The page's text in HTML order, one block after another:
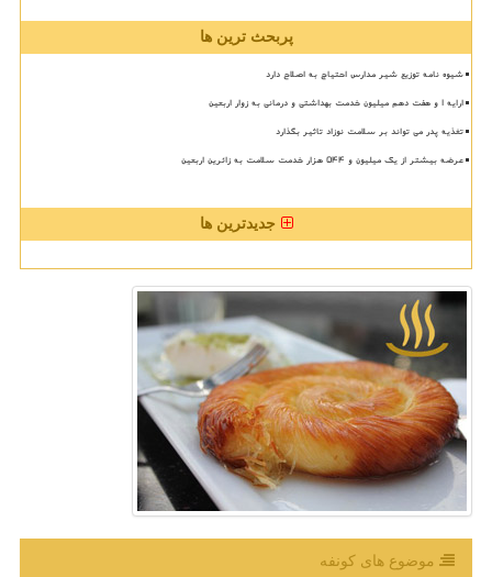
پربحث ترین ها
شیوه نامه توزیع شیر مدارس احتیاج به اصلاح دارد
ارایه ۱ و هفت دهم میلیون خدمت بهداشتی و درمانی به زوار اربعین
تغذیه پدر می تواند بر سلامت نوزاد تاثیر بگذارد
عرضه بیشتر از یک میلیون و ۵۴۴ هزار خدمت سلامت به زائرین اربعین
جدیدترین ها
موضوع های كونفه